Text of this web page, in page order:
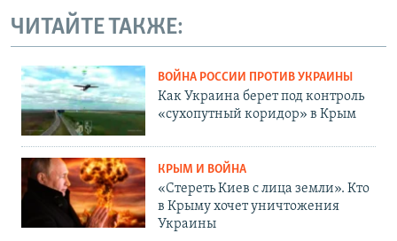
ЧИТАЙТЕ ТАКЖЕ:
ВОЙНА РОССИИ ПРОТИВ УКРАИНЫ
Как Украина берет под контроль
«сухопутный коридор» в Крым
КРЫМ И ВОЙНА
«Стереть Киев с лица земли». Кто
в Крыму хочет уничтожения
Украины